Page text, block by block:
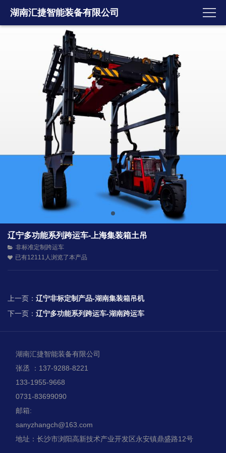
湖南汇捷智能装备有限公司
辽宁多功能系列跨运车-上海集装箱土吊
非标准定制跨运车
已有12111人浏览了本产品
上一页： 辽宁非标定制产品-湖南集装箱吊机
下一页： 辽宁多功能系列跨运车-湖南跨运车
湖南汇捷智能装备有限公司
张丞 ：137-9288-8221
133-1955-9668
0731-83699090
邮箱:
sanyzhangch@163.com
地址：长沙市浏阳高新技术产业开发区永安镇鼎盛路12号